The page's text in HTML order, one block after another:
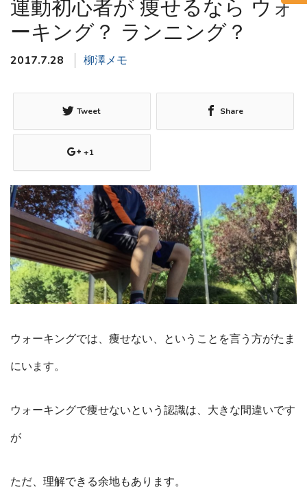
運動初心者が 痩せるなら ウォ
ーキング？ ランニング？
2017.7.28 柳澤メモ
Tweet Share
+1
ウォーキングでは、痩せない、ということを言う方がたま
にいます。
ウォーキングで痩せないという認識は、大きな間違いです
が
ただ、理解できる余地もあります。